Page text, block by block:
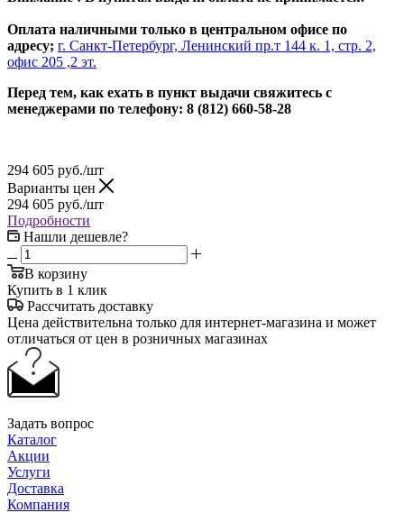
Оплата наличными только в центральном офисе по
адресу; г. Санкт-Петербург, Ленинский пр.т 144 к. 1, стр. 2,
офис 205 ,2 эт.
Перед тем, как ехать в пункт выдачи свяжитесь с
менеджерами по телефону: 8 (812) 660-58-28
294 605 руб./шт
Варианты цен
294 605 руб./шт
Подробности
Нашли дешевле?
В корзину
Купить в 1 клик
Рассчитать доставку
Цена действительна только для интернет-магазина и может
отличаться от цен в розничных магазинах
Задать вопрос
Каталог
Акции
Услуги
Доставка
Компания